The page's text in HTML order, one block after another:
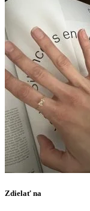
Zdielať na